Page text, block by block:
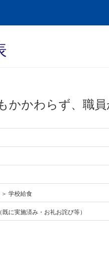
かかわらず、職
学校給食
に実施済み・お礼お詫び等）